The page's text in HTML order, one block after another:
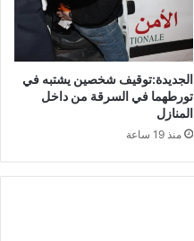
الجديدة:توقيف شخصين يشتبه في
تورطهما في السرقة من داخل
المنازل
منذ 19 ساعة